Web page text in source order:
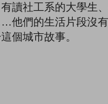
讀社工系的大學生
他們的生活片段沒
個城市故事。